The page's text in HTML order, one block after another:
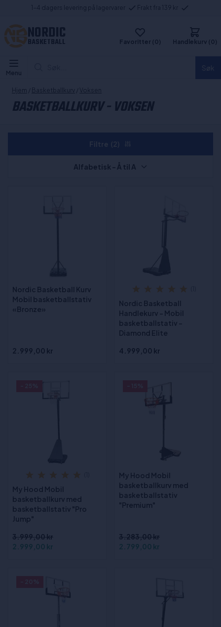
1-4 dagers levering på lagervarer Frakt fra 139 kr
NORDIC
BASKETBALL Favoritter (0) Handlekurv (0)
Menu
Hjem / Basketballkurv / Voksen
BASKETBALLKURV - VOKSEN
Nordic Basketball Kurv
Mobil basketballstativ
«Bronze»
2.999,00 kr
Nordic Basketball
Handlekurv – Mobil
basketballstativ –
Diamond Elite
4.999,00 kr
My Hood Mobil
basketballkurv med
basketballstativ "Pro
Jump"
3.999,00 kr
2.999,00 kr
My Hood Mobil
basketballkurv med
basketballstativ
"Premium"
3.283,00 kr
2.799,00 kr
Alfabetisk - Å til A